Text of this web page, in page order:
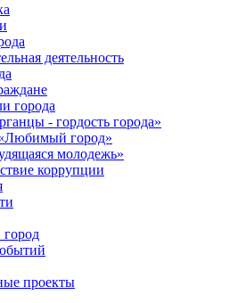
деятельность
города
- гордость города»
город»
молодежь»
коррупции
проекты